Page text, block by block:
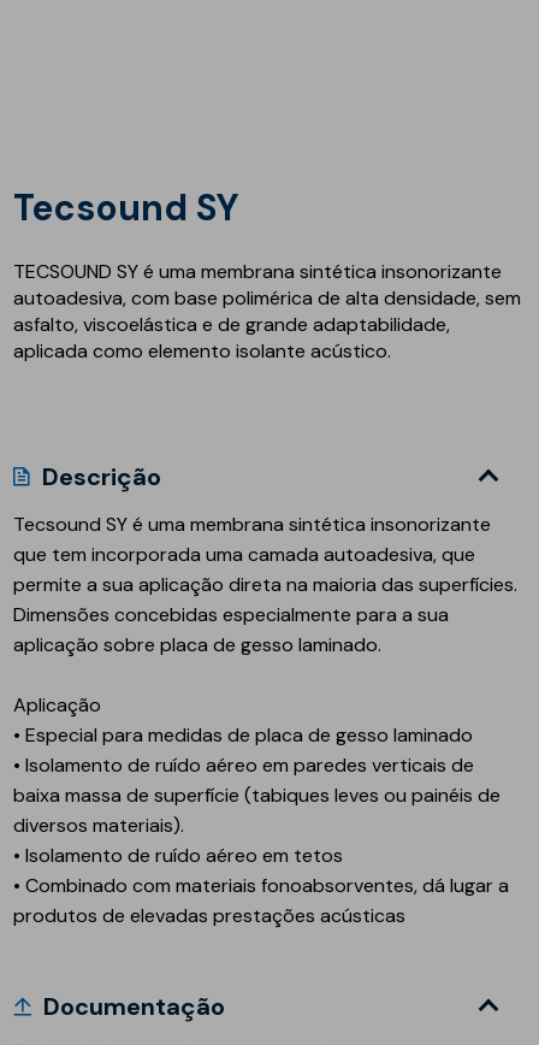
Tecsound SY
TECSOUND SY é uma membrana sintética insonorizante
autoadesiva, com base polimérica de alta densidade, sem
asfalto, viscoelástica e de grande adaptabilidade,
aplicada como elemento isolante acústico.
Descrição
Tecsound SYé uma membrana sintética insonorizante
que tem incorporada uma camada autoadesiva, que
permite a sua aplicação direta na maioria das superfícies.
Dimensões concebidas especialmente para a sua
aplicação sobre placa de gesso laminado.
Aplicação
• Especial para medidas de placa de gesso laminado
• Isolamento de ruído aéreo em paredes verticais de
baixa massa de superfície (tabiques leves ou painéis de
diversos materiais).
• Isolamento de ruído aéreo em tetos
• Combinado com materiais fonoabsorventes, dá lugar a
produtos de elevadas prestações acústicas
Documentação